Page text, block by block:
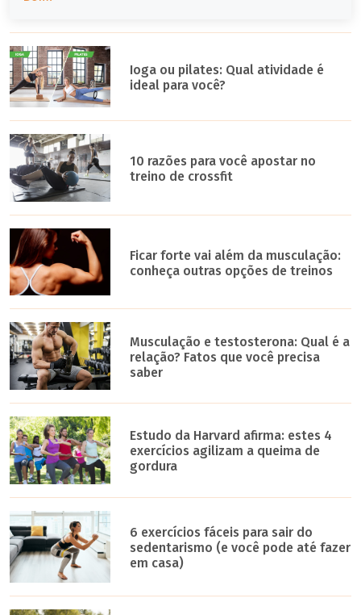
Ioga ou pilates: Qual atividade é
ideal para você?
10 razões para você apostar no
treino de crossfit
Ficar forte vai além da musculação:
conheça outras opções de treinos
Musculação e testosterona: Qual é a
relação? Fatos que você precisa
saber
Estudo da Harvard afirma: estes 4
exercícios agilizam a queima de
gordura
6 exercícios fáceis para sair do
sedentarismo (e você pode até fazer
em casa)